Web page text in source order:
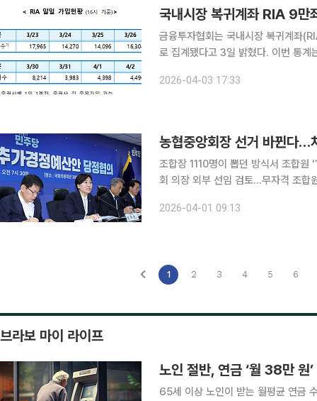
국내시장 복귀계좌 RIA 9
금융투자협회는 국내시장 복귀계좌
로 집계됐다고 3일 밝혔다. 이번 통
유도하기 위해 도입된 세제 지원 계좌
2026-04-03 17:33
농협중앙회장 선거 바뀐다…
조합장 1110명이 뽑던 방식서 조합원
회 의장 외부 선임 검토…무자격 조합원 정비도 병행 농협중앙회장 선
187만 명의 조합원이 직접 한 표를 행
2026-04-01 09:13
1 2 3 4 5 6
브라보 마이 라이프
노인 절반, 연금 ‘월 38만 원
65세 이상 노인이 받는 월평균 연금